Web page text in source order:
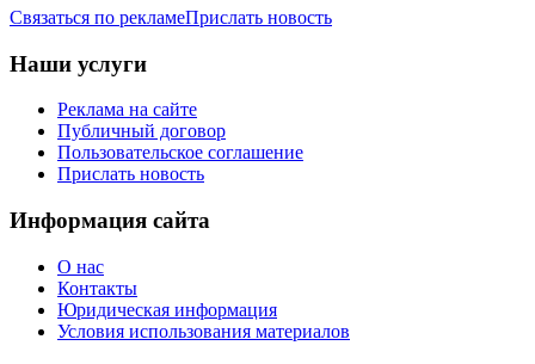
Связаться по рекламеПрислать новость
Наши услуги
Реклама на сайте
Публичный договор
Пользовательское соглашение
Прислать новость
Информация сайта
О нас
Контакты
Юридическая информация
Условия использования материалов